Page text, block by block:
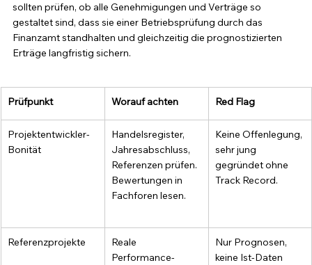
sollten prüfen, ob alle Genehmigungen und Verträge so
gestaltet sind, dass sie einer Betriebsprüfung durch das
Finanzamt standhalten und gleichzeitig die prognostizierten
Erträge langfristig sichern.
Prüfpunkt Worauf achten Red Flag
Projektentwickler-
Bonität
Handelsregister,
Jahresabschluss,
Referenzen prüfen.
Bewertungen in
Fachforen lesen.
Keine Offenlegung,
sehr jung
gegründet ohne
Track Record.
Referenzprojekte
Reale
Performance-
Nur Prognosen,
keine Ist-Daten